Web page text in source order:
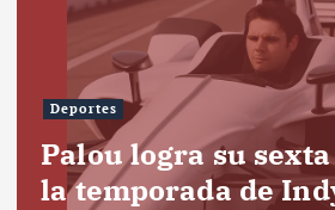
Deportes
Palou logra su
la temporada de